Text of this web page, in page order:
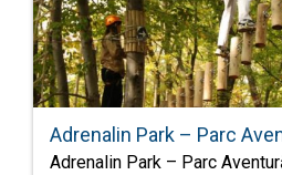
Adrenalin Park – Parc
Adrenalin Park – Parc